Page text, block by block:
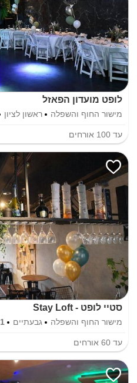
לופט מועדון הפאזל
מישור החוף והשפלה ראשון לציון
עד 100 אורחים
סטיי לופט - Stay Loft
מישור החוף והשפלה גבעתיים 1 לופט
עד 60 אורחים